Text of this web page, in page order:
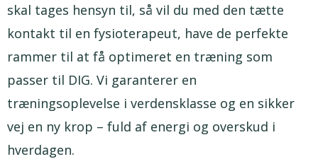
skal tages hensyn til, så vil du med den tætte
kontakt til en fysioterapeut, have de perfekte
rammer til at få optimeret en træning som
passer til DIG. Vi garanterer en
træningsoplevelse i verdensklasse og en sikker
vej en ny krop – fuld af energi og overskud i
hverdagen.